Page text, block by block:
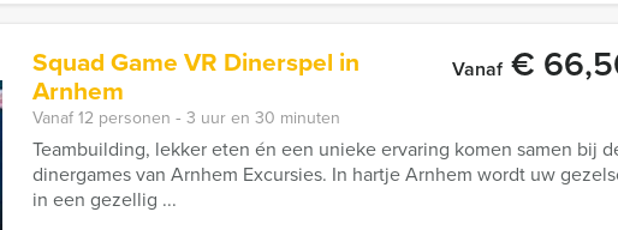
Squad Game VR Dinerspel in
Arnhem
Vanaf€
Vanaf 12 personen ‐ 3 uur en 30 minuten
Teambuilding, lekker eten én een unieke ervaring komen samen bij
dinergames van Arnhem Excursies. In hartje Arnhem wordt uw
in een gezellig ...